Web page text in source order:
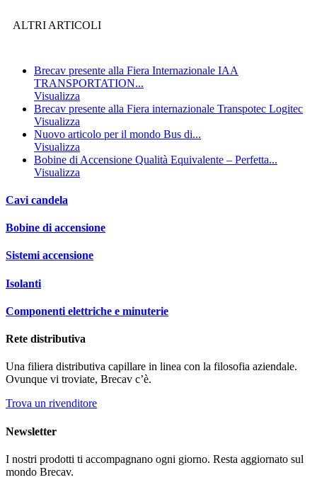
ALTRI ARTICOLI
Brecav presente alla Fiera Internazionale IAA
TRANSPORTATION...
Visualizza
Brecav presente alla Fiera internazionale Transpotec Logitec
Visualizza
Nuovo articolo per il mondo Bus di...
Visualizza
Bobine di Accensione Qualità Equivalente – Perfetta...
Visualizza
Cavi candela
Bobine di accensione
Sistemi accensione
Isolanti
Componenti elettriche e minuterie
Rete distributiva
Una filiera distributiva capillare in linea con la filosofia aziendale.
Ovunque vi troviate, Brecav c’è.
Trova un rivenditore
Newsletter
I nostri prodotti ti accompagnano ogni giorno. Resta aggiornato sul
mondo Brecav.